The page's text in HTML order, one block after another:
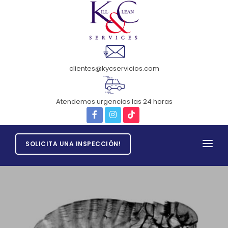
clientes@kycservicios.com
Atendemos urgencias las 24 horas
SOLICITA UNA INSPECCIÓN!
INICIO
SERVICIOS